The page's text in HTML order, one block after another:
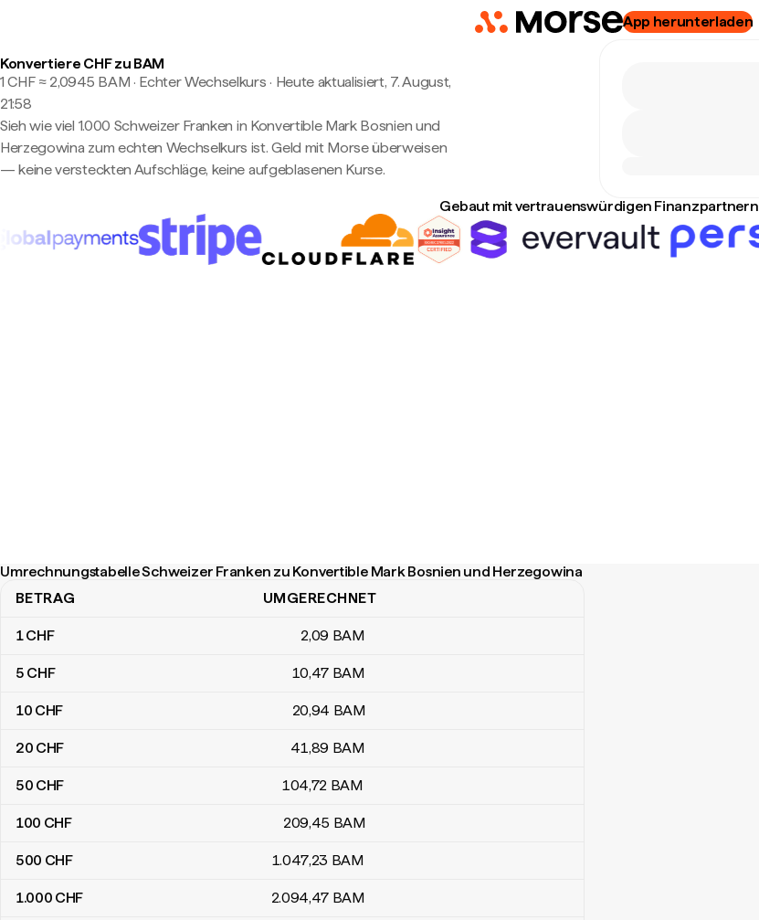
App herunterladen
Konvertiere CHF zu BAM
1 CHF ≈ 2,0945 BAM · Echter Wechselkurs · Heute aktualisiert, 7. August,
21:58
Sieh wie viel 1.000 Schweizer Franken in Konvertible Mark Bosnien und
Herzegowina zum echten Wechselkurs ist. Geld mit Morse überweisen
— keine versteckten Aufschläge, keine aufgeblasenen Kurse.
Gebaut mit vertrauenswürdigen Finanzpartnern
Umrechnungstabelle Schweizer Franken zu Konvertible Mark Bosnien und Herzegowina
Umrechnungstabelle Schweizer Franken zu Konvertible Mark Bosnien und Herzegowina
BETRAG UMGERECHNET
1CHF 2,09 BAM
5 CHF 10,47 BAM
10 CHF 20,94 BAM
20 CHF 41,89 BAM
50 CHF 104,72 BAM
100 CHF 209,45 BAM
500 CHF 1.047,23 BAM
1.000 CHF 2.094,47 BAM